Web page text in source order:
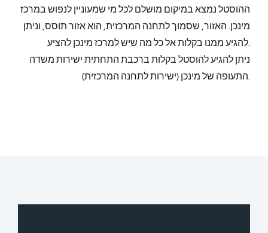
ההוסטל נמצא במיקום מושלם לכל מי שמעוניין לנפוש במרכז
מינכן. האזור, שסמוך לתחנה המרכזית, הוא אזור תוסס, וניתן
ניתן להגיע להוסטל בקלות ברכבת התחתית ישירות משדה